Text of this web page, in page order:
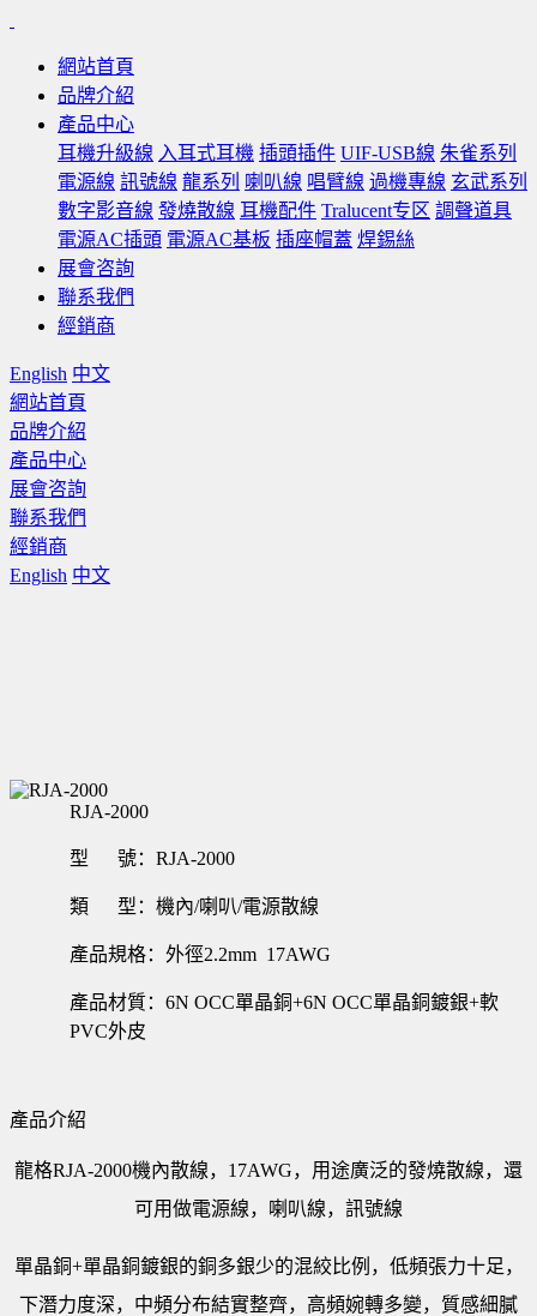
網站首頁
品牌介紹
產品中心
耳機升級線 入耳式耳機 插頭插件 UIF-USB線 朱雀系列
電源線 訊號線 龍系列 喇叭線 唱臂線 過機專線 玄武系列
數字影音線 發燒散線 耳機配件 Tralucent专区 調聲道具
電源AC插頭 電源AC基板 插座帽蓋 焊錫絲
展會咨詢
聯系我們
經銷商
English 中文
網站首頁
品牌介紹
產品中心
展會咨詢
聯系我們
經銷商
English 中文
RJA-2000
型 號：RJA-2000
類 型：機內/喇叭/電源散線
產品規格：外徑2.2mm 17AWG
產品材質：6N OCC單晶銅+6N OCC單晶銅鍍銀+軟
PVC外皮
產品介紹
龍格RJA-2000機內散線，17AWG，用途廣泛的發燒散線，還
可用做電源線，喇叭線，訊號線
單晶銅+單晶銅鍍銀的銅多銀少的混絞比例，低頻張力十足，
下潛力度深，中頻分布結實整齊，高頻婉轉多變，質感細膩